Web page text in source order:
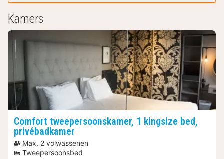
Kamers
Comfort tweepersoonskamer, 1 kingsize bed,
privébadkamer
Max. 2 volwassenen
Tweepersoonsbed